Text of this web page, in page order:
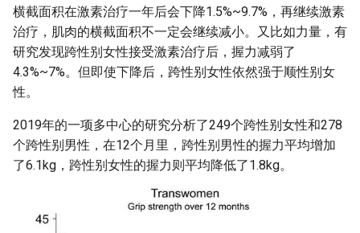
横截面积在激素治疗一年后会下降1.5%~9.7%，再继续激素
治疗，肌肉的横截面积不一定会继续减小。又比如力量，有
研究发现跨性别女性接受激素治疗后，握力减弱了
4.3%~7%。但即使下降后，跨性别女性依然强于顺性别女
性。
2019年的一项多中心的研究分析了249个跨性别女性和278
个跨性别男性，在12个月里，跨性别男性的握力平均增加
了6.1kg，跨性别女性的握力则平均降低了1.8kg。